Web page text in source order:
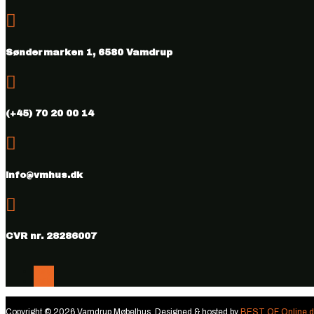

Søndermarken 1, 6580 Vamdrup

(+45) 70 20 00 14

info@vmhus.dk

CVR nr. 28286007
Copyright © 2026 Vamdrup Møbelhus. Designed & hosted by BEST OF